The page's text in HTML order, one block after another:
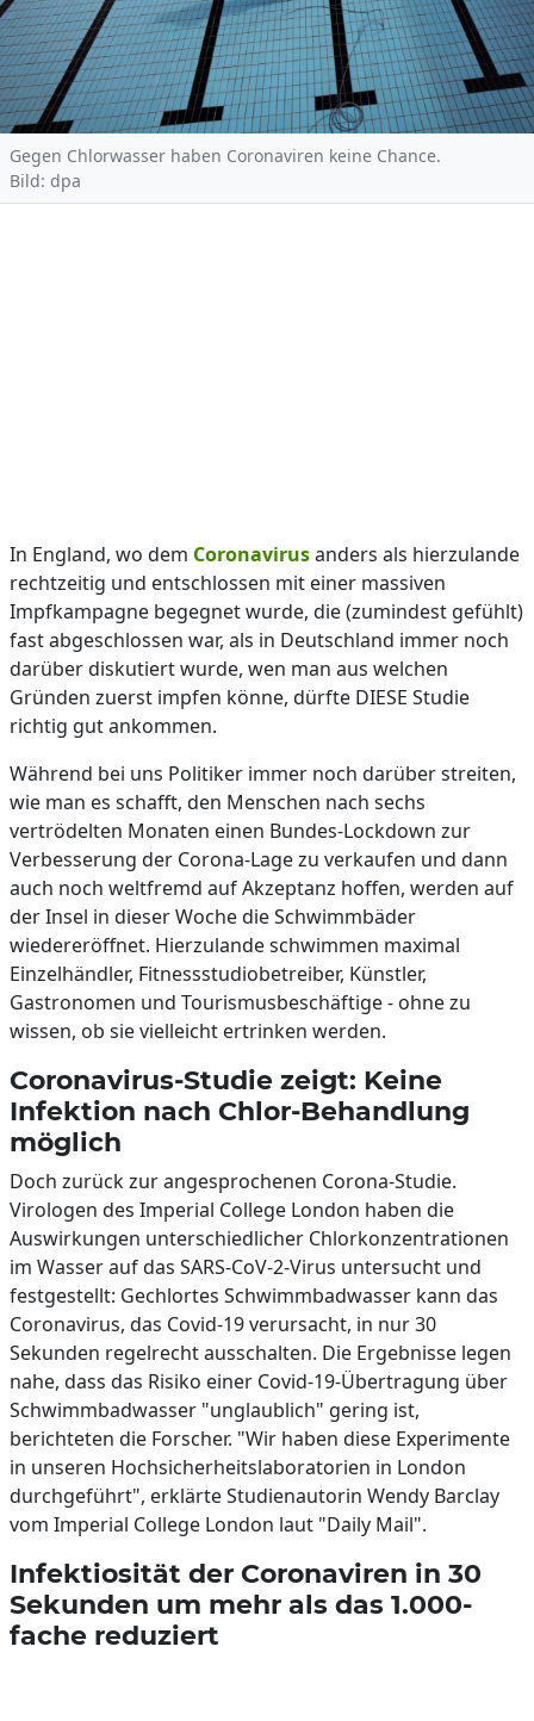
Gegen Chlorwasser haben Coronaviren keine Chance.
Bild: dpa
In England, wo dem Coronavirusanders als hierzulande
rechtzeitig und entschlossen mit einer massiven
Impfkampagne begegnet wurde, die (zumindest gefühlt)
fast abgeschlossen war, als in Deutschland immer noch
darüber diskutiert wurde, wen man aus welchen
Gründen zuerst impfen könne, dürfte DIESE Studie
richtig gut ankommen.
Während bei uns Politiker immer noch darüber streiten,
wie man es schafft, den Menschen nach sechs
vertrödelten Monaten einen Bundes-Lockdown zur
Verbesserung der Corona-Lage zu verkaufen und dann
auch noch weltfremd auf Akzeptanz hoffen, werden auf
der Insel in dieser Woche die Schwimmbäder
wiedereröffnet. Hierzulande schwimmen maximal
Einzelhändler, Fitnessstudiobetreiber, Künstler,
Gastronomen und Tourismusbeschäftige - ohne zu
wissen, ob sie vielleicht ertrinken werden.
Coronavirus-Studie zeigt: Keine
Infektion nach Chlor-Behandlung
möglich
Doch zurück zur angesprochenen Corona-Studie.
Virologen des Imperial College London haben die
Auswirkungen unterschiedlicher Chlorkonzentrationen
im Wasser auf das SARS-CoV-2-Virus untersucht und
festgestellt: Gechlortes Schwimmbadwasser kann das
Coronavirus, das Covid-19 verursacht, in nur 30
Sekunden regelrecht ausschalten. Die Ergebnisse legen
nahe, dass das Risiko einer Covid-19-Übertragung über
Schwimmbadwasser "unglaublich" gering ist,
berichteten die Forscher. "Wir haben diese Experimente
in unseren Hochsicherheitslaboratorien in London
durchgeführt", erklärte Studienautorin Wendy Barclay
vom Imperial College London laut "Daily Mail".
Infektiosität der Coronaviren in 30
Sekunden um mehr als das 1.000-
fache reduziert